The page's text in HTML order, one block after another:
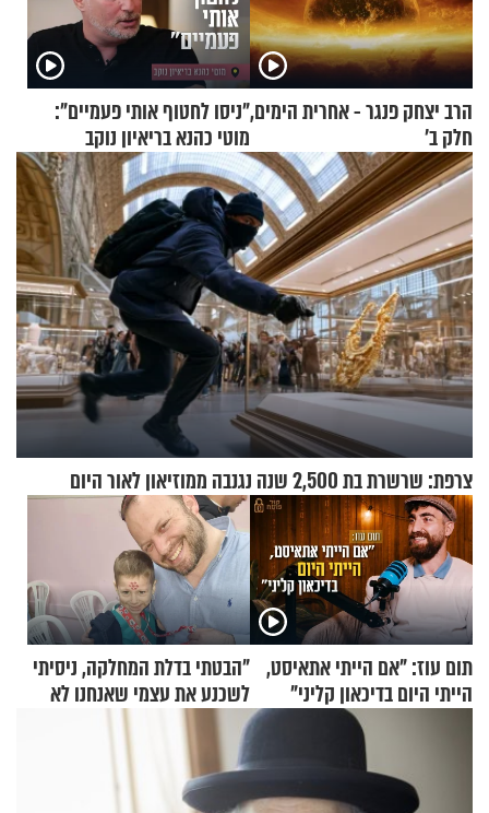
הרב יצחק פנגר - אחרית הימים,
חלק ב’
"ניסו לחטוף אותי פעמיים":
מוטי כהנא בריאיון נוקב
צרפת: שרשרת בת 2,500 שנה נגנבה ממוזיאון לאור היום
תום עוז: "אם הייתי אתאיסט,
הייתי היום בדיכאון קליני"
"הבטתי בדלת המחלקה, ניסיתי
לשכנע את עצמי שאנחנו לא
שייכים לשם"